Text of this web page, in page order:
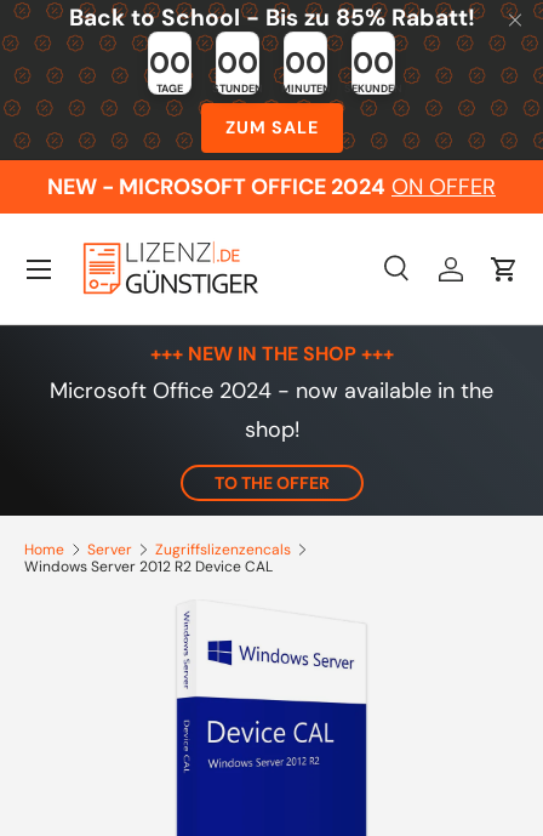
Skip to content
Back to School - Bis zu 85% Rabatt!
00
TAGE
00
STUNDEN
00
MINUTEN
00
SEKUNDEN
ZUM SALE
NEW - MICROSOFT OFFICE 2024 ON OFFER
Search
SearchLog inCart
Menu
+++ NEW IN THE SHOP +++
Microsoft Office 2024 - now available in the
shop!
TO THE OFFER
Home Server
Zugriffslizenzencals
Windows Server 2012 R2 Device CAL
Skip to product information